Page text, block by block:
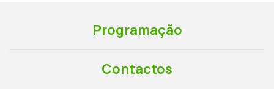
Programação
Contactos